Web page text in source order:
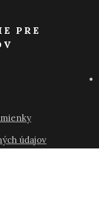
PRE
údajov